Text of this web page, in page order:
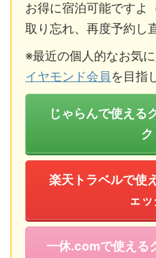
お得に宿泊可能ですよ
取り忘れ、再度予約し
※最近の個人的なお気
イヤモンド会員を目指
じゃらんで使える
ク
楽天トラベルで使
ェッ
一休.comで使える